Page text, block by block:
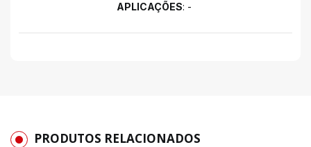
APLICAÇÕES: -
PRODUTOS RELACIONADOS